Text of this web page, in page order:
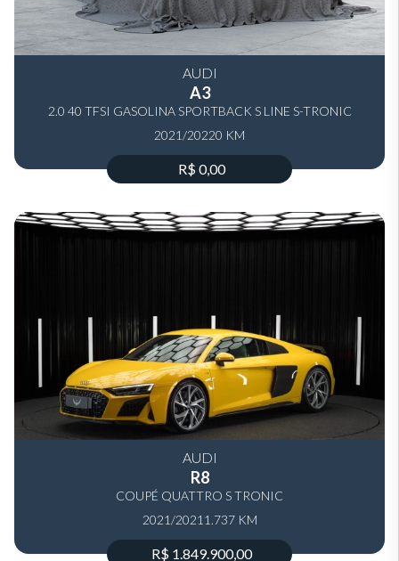
AUDI
A3
2.0 40 TFSI GASOLINA SPORTBACK S LINE S-TRONIC
2021/20220 KM
R$ 0,00
AUDI
R8
COUPÉ QUATTRO S TRONIC
2021/2021 1.737 KM
R$ 1.849.900,00